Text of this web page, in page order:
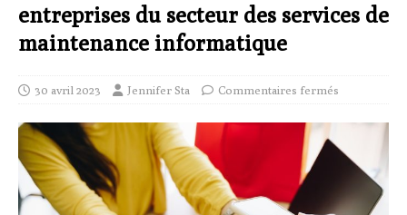
entreprises du secteur des services de
maintenance informatique
30 avril 2023 Jennifer Sta Commentaires fermés